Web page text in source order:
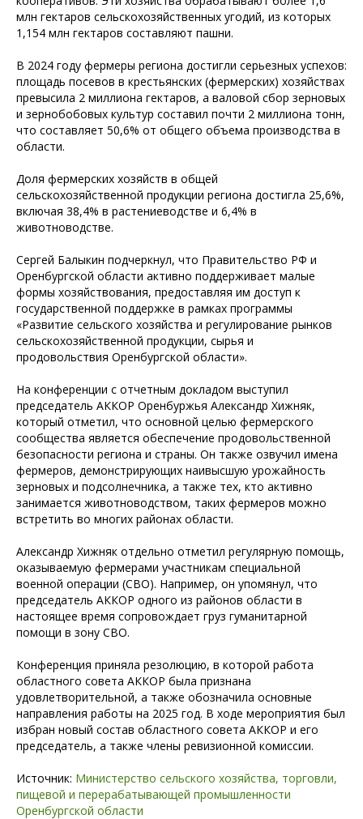
млн гектаров сельскохозяйственных угодий, из которых
1,154 млн гектаров составляют пашни.
В 2024 году фермеры региона достигли серьезных успехов:
площадь посевов в крестьянских (фермерских) хозяйствах
превысила 2 миллиона гектаров, а валовой сбор зерновых
и зернобобовых культур составил почти 2 миллиона тонн,
что составляет 50,6% от общего объема производства в
области.
Доля фермерских хозяйств в общей
сельскохозяйственной продукции региона достигла 25,6%,
включая 38,4% в растениеводстве и 6,4% в
животноводстве.
Сергей Балыкин подчеркнул, что Правительство РФ и
Оренбургской области активно поддерживает малые
формы хозяйствования, предоставляя им доступ к
государственной поддержке в рамках программы
«Развитие сельского хозяйства и регулирование рынков
сельскохозяйственной продукции, сырья и
продовольствия Оренбургской области».
На конференции с отчетным докладом выступил
председатель АККОР Оренбуржья Александр Хижняк,
который отметил, что основной целью фермерского
сообщества является обеспечение продовольственной
безопасности региона и страны. Он также озвучил имена
фермеров, демонстрирующих наивысшую урожайность
зерновых и подсолнечника, а также тех, кто активно
занимается животноводством, таких фермеров можно
встретить во многих районах области.
Александр Хижняк отдельно отметил регулярную помощь,
оказываемую фермерами участникам специальной
военной операции (СВО). Например, он упомянул, что
председатель АККОР одного из районов области в
настоящее время сопровождает груз гуманитарной
помощи в зону СВО.
Конференция приняла резолюцию, в которой работа
областного совета АККОР была признана
удовлетворительной, а также обозначила основные
направления работы на 2025 год. В ходе мероприятия был
избран новый состав областного совета АККОР и его
председатель, а также члены ревизионной комиссии.
Источник: Министерство сельского хозяйства, торговли,
пищевой и перерабатывающей промышленности
Оренбургской области